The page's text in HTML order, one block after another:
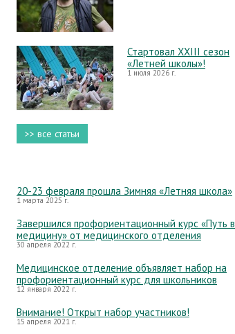
Стартовал XXIII сезон
«Летней школы»!
1 июля 2026 г.
>> все статьи
20-23 февраля прошла Зимняя «Летняя школа»
1 марта 2025 г.
Завершился профориентационный курс «Путь в
медицину» от медицинского отделения
30 апреля 2022 г.
Медицинское отделение объявляет набор на
профориентационный курс для школьников
12 января 2022 г.
Внимание! Открыт набор участников!
15 апреля 2021 г.